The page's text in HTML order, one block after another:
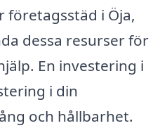
företagsstäd i Öja,
dessa resurser för
En investering i
i din
och hållbarhet.